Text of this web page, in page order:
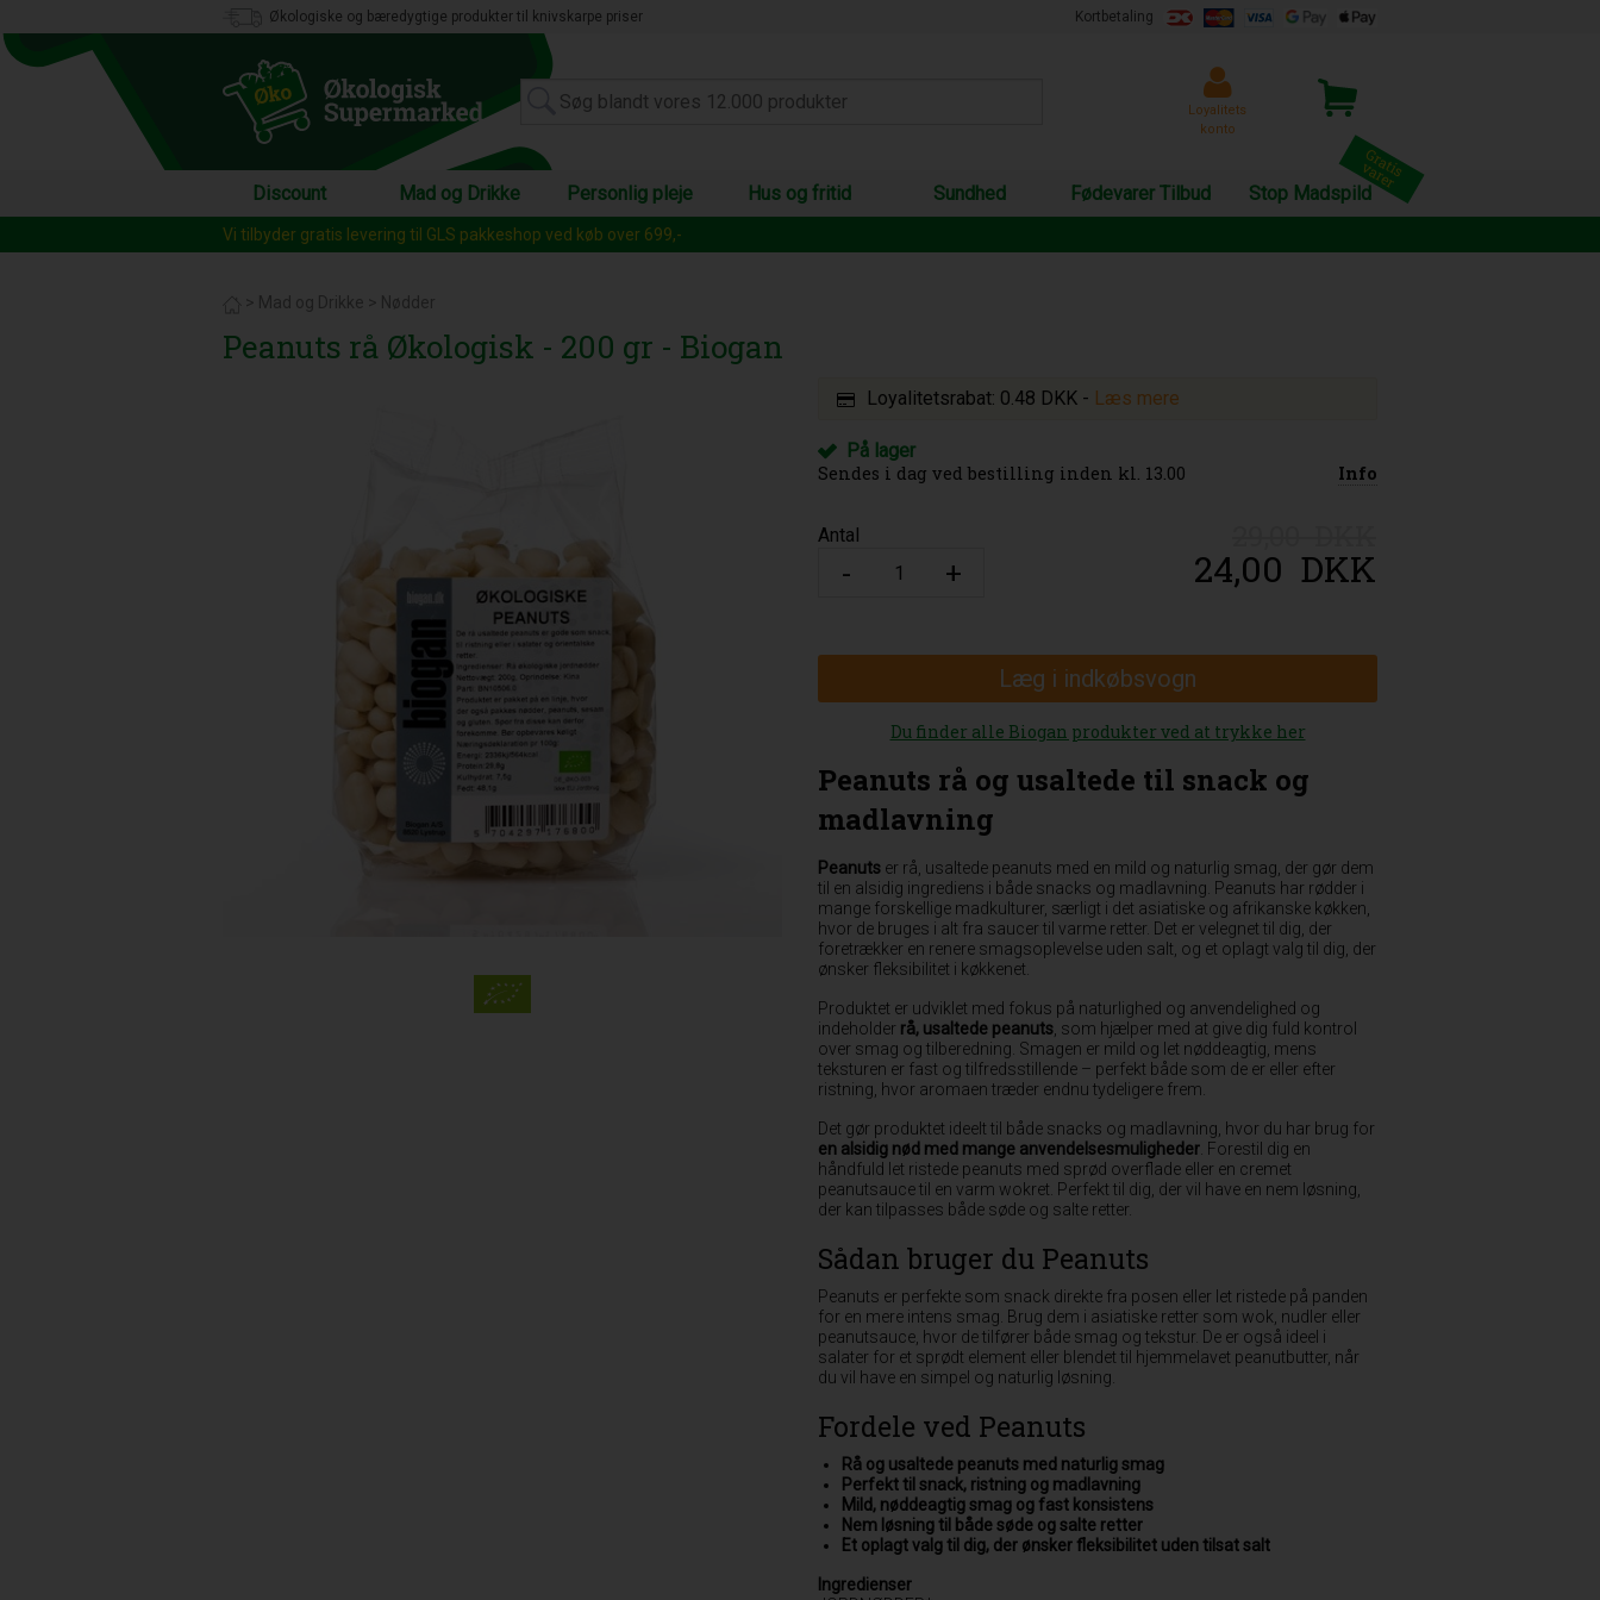
Økologiske og bæredygtige produkter til knivskarpe priser Kortbetaling
Loyalitets
konto
Discount Mad og Drikke Personlig pleje Hus og fritid Sundhed Fødevarer Tilbud Stop Madspild
Vi tilbyder gratis levering til GLS pakkeshop ved køb over 699,-
> Mad og Drikke > Nødder
Peanuts rå Økologisk - 200 gr - Biogan
Loyalitetsrabat: 0.48 DKK - Læs mere
På lager
Sendes i dag ved bestilling inden kl. 13.00
Info
Antal
24,00 DKK
Læg i indkøbsvogn
Du finder alle Biogan produkter ved at trykke her
Peanuts rå og usaltede til snack og
madlavning
Peanuts er rå, usaltede peanuts med en mild og naturlig smag, der gør dem
til en alsidig ingrediens i både snacks og madlavning. Peanuts har rødder i
mange forskellige madkulturer, særligt i det asiatiske og afrikanske køkken,
hvor de bruges i alt fra saucer til varme retter. Det er velegnet til dig, der
foretrækker en renere smagsoplevelse uden salt, og et oplagt valg til dig, der
ønsker fleksibilitet i køkkenet.
Produktet er udviklet med fokus på naturlighed og anvendelighed og
indeholder rå, usaltede peanuts, som hjælper med at give dig fuld kontrol
over smag og tilberedning. Smagen er mild og let nøddeagtig, mens
teksturen er fast og tilfredsstillende – perfekt både som de er eller efter
ristning, hvor aromaen træder endnu tydeligere frem.
Det gør produktet ideelt til både snacks og madlavning, hvor du har brug for
en alsidig nød med mange anvendelsesmuligheder. Forestil dig en
håndfuld let ristede peanuts med sprød overflade eller en cremet
peanutsauce til en varm wokret. Perfekt til dig, der vil have en nem løsning,
der kan tilpasses både søde og salte retter.
Sådan bruger du Peanuts
Peanuts er perfekte som snack direkte fra posen eller let ristede på panden
for en mere intens smag. Brug dem i asiatiske retter som wok, nudler eller
peanutsauce, hvor de tilfører både smag og tekstur. De er også ideel i
salater for et sprødt element eller blendet til hjemmelavet peanutbutter, når
du vil have en simpel og naturlig løsning.
Fordele ved Peanuts
Rå og usaltede peanuts med naturlig smag
Perfekt til snack, ristning og madlavning
Mild, nøddeagtig smag og fast konsistens
Nem løsning til både søde og salte retter
Et oplagt valg til dig, der ønsker fleksibilitet uden tilsat salt
Ingredienser